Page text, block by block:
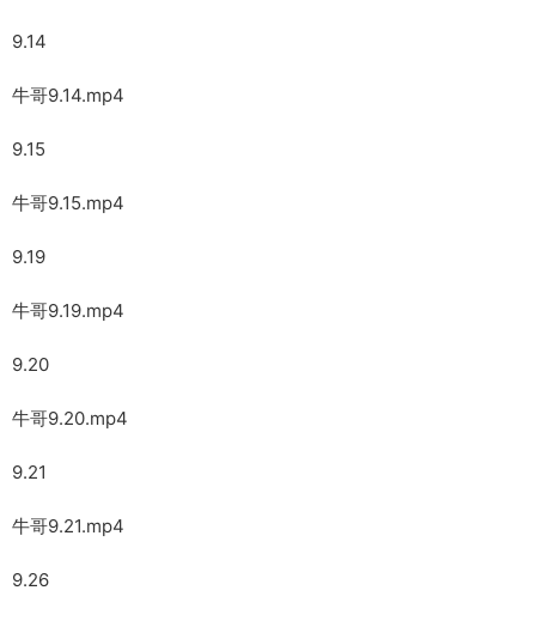
9.14
牛哥9.14.mp4
9.15
牛哥9.15.mp4
9.19
牛哥9.19.mp4
9.20
牛哥9.20.mp4
9.21
牛哥9.21.mp4
9.26